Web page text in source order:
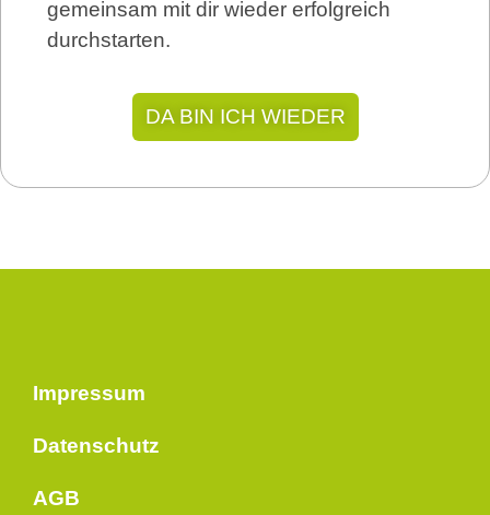
gemeinsam mit dir wieder erfolgreich
durchstarten.
DA BIN ICH WIEDER
Impressum
Datenschutz
AGB